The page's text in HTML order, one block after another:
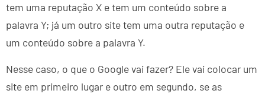
tem uma reputação X e tem um conteúdo sobre a
palavra Y; já um outro site tem uma outra reputação e
um conteúdo sobre a palavra Y.
Nesse caso, o que o Google vai fazer? Ele vai colocar um
site em primeiro lugar e outro em segundo, se as